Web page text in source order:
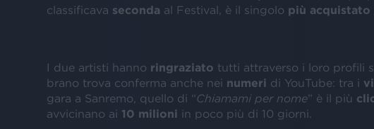
classificava seconda al Festival, è il singolo più acquistato
I due artisti hanno ringraziato tutti attraverso i loro profili
brano trova conferma anche nei numeri di YouTube: tra i
gara a Sanremo, quello di “Chiamami per nome” è il più
avvicinano ai 10 milioni in poco più di 10 giorni.